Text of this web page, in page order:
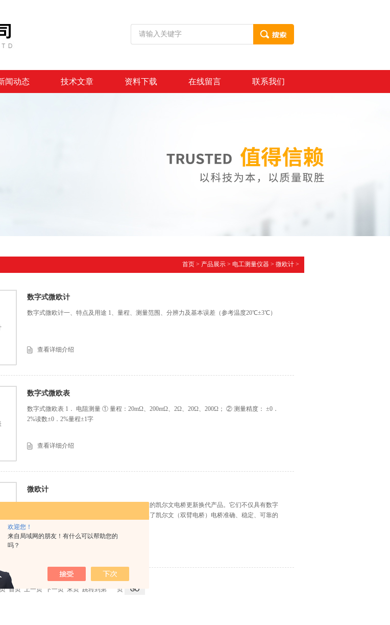
欢迎您！
来自局域网的朋友！有什么可以帮助您的
吗？
闻动态 技术文章 资料下载 在线留言 联系我们
首页> 产品展示> 电工测量仪器> 微欧计>
数字式微欧计
数字式微欧计一、特点及用途 1、量程、测量范围、分辨力及基本误差（参考温度20℃±3℃）
查看详细介绍
数字式微欧表
数字式微欧表 1． 电阻测量 ① 量程：20mΩ、200mΩ、2Ω、20Ω、200Ω； ② 测量精度： ±0．
2%读数±0．2%量程±1字
查看详细介绍
微欧计
微欧计 HAD-QJ84，并用合金绕线电阻为基准的凯尔文电桥更新换代产品。它们不仅具有数字
用表同样简便、快速、醒目的点。同时又继承了凯尔文（双臂电桥）电桥准确、稳定、可靠的
优点。是矿企业、科研单位
页 首页 上一页 下一页 末页 跳转到第 页